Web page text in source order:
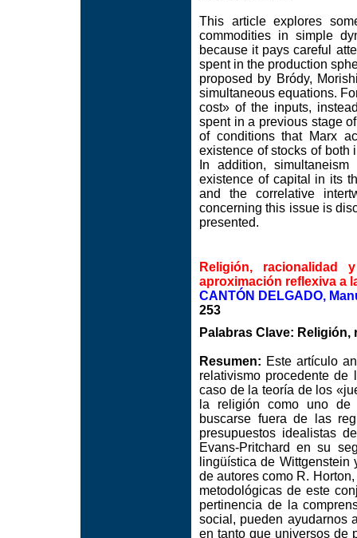
This article explores
commodities in simple
because it pays careful
spent in the production
proposed by Bródy,
simultaneous equations.
cost» of the inputs,
spent in a previous stage
of conditions that Marx
existence of stocks of both
In addition,
existence of capital in its
and the correlative
concerning this issue is
presented.
Religión, racionalidad
aproximación reflexiva a
CANTÓN DELGADO,
253
Palabras Clave:
Resumen: Este artículo
relativismo procedente
caso de la teoría de los
la religión como uno de
buscarse fuera de las
presupuestos idealistas
Evans-Pritchard en su
lingüística de
de autores como R.
metodológicas de este
pertinencia de la
social, pueden ayudarnos
en tanto que universos de